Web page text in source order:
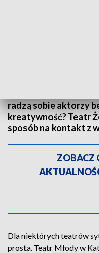
radzą sobie aktorzy
kreatywność? Teatr
sposób na kontakt z
ZOBACZ
Dla niektórych teatrów
prosta. Teatr Młody w